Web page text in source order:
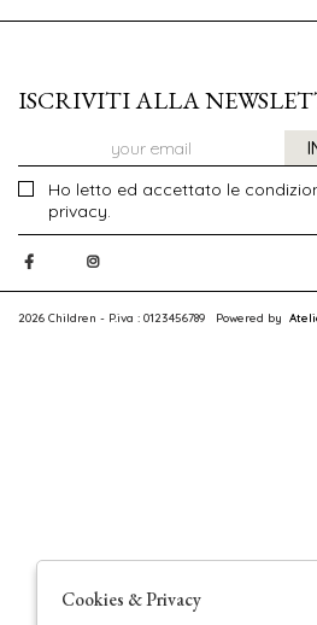
ISCRIVITI ALLA
Ho letto ed accettato le
privacy.
2026 Children - P.iva : 0123456789 Powered by
Cookies & Privacy